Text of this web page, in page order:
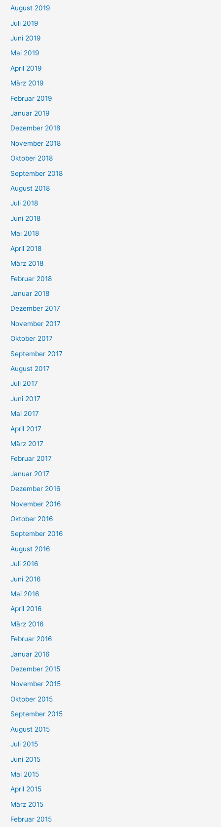
August 2019
Juli 2019
Juni 2019
Mai 2019
April 2019
März 2019
Februar 2019
Januar 2019
Dezember 2018
November 2018
Oktober 2018
September 2018
August 2018
Juli 2018
Juni 2018
Mai 2018
April 2018
März 2018
Februar 2018
Januar 2018
Dezember 2017
November 2017
Oktober 2017
September 2017
August 2017
Juli 2017
Juni 2017
Mai 2017
April 2017
März 2017
Februar 2017
Januar 2017
Dezember 2016
November 2016
Oktober 2016
September 2016
August 2016
Juli 2016
Juni 2016
Mai 2016
April 2016
März 2016
Februar 2016
Januar 2016
Dezember 2015
November 2015
Oktober 2015
September 2015
August 2015
Juli 2015
Juni 2015
Mai 2015
April 2015
März 2015
Februar 2015